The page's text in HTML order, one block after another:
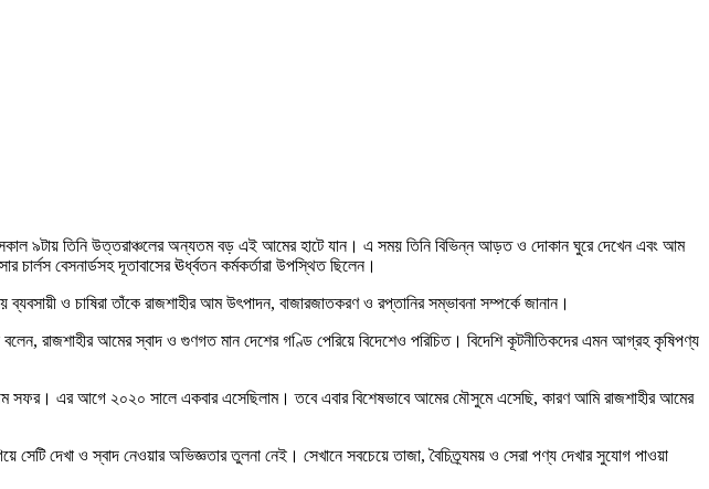
সকাল ৯টায় তিনি উত্তরাঞ্চলের অন্যতম বড় এই আমের হাটে যান। এ সময় তিনি বিভিন্ন আড়ত ও দোকান ঘুরে দেখেন এবং আম
চার্লস বেসনার্ডসহ দূতাবাসের ঊর্ধ্বতন কর্মকর্তারা উপস্থিত ছিলেন।
ও চাষিরা তাঁকে রাজশাহীর আম উৎপাদন, বাজারজাতকরণ ও রপ্তানির সম্ভাবনা সম্পর্কে জানান।
রাজশাহীর আমের স্বাদ ও গুণগত মান দেশের গণ্ডি পেরিয়ে বিদেশেও পরিচিত। বিদেশি কূটনীতিকদের এমন আগ্রহ কৃষিপণ্য
প্রথম সফর। এর আগে ২০২০ সালে একবার এসেছিলাম। তবে এবার বিশেষভাবে আমের মৌসুমে এসেছি, কারণ আমি রাজশাহীর আমের
দেখা ও স্বাদ নেওয়ার অভিজ্ঞতার তুলনা নেই। সেখানে সবচেয়ে তাজা, বৈচিত্র্যময় ও সেরা পণ্য দেখার সুযোগ পাওয়া